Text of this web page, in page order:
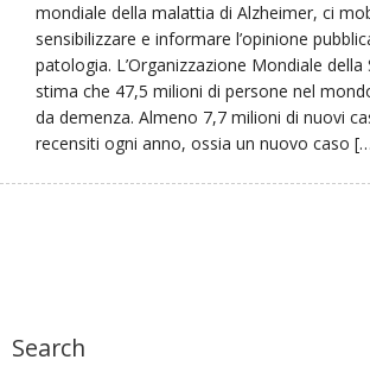
mondiale della malattia di Alzheimer, ci
sensibilizzare e informare l’opinione
patologia. L’Organizzazione Mondiale della
stima che 47,5 milioni di persone nel
da demenza. Almeno 7,7 milioni di nuovi
recensiti ogni anno, ossia un nuovo caso
Search